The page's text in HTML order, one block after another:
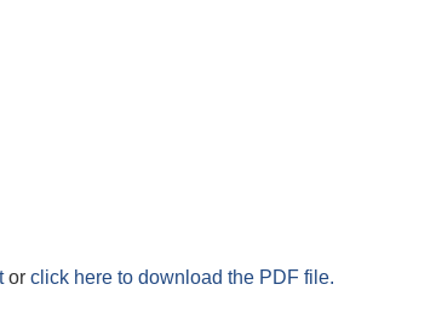
or click here to download the PDF file.